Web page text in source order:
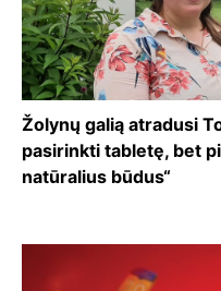
Žolynų galią atradusi
pasirinkti tabletę, bet
natūralius būdus“